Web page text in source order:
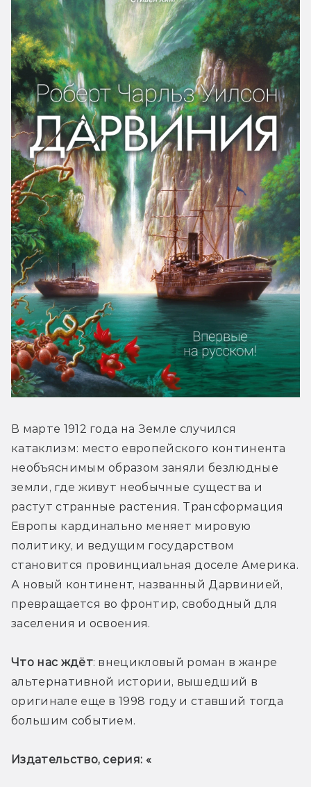
В марте 1912 года на Земле случился
катаклизм: место европейского континента
необъяснимым образом заняли безлюдные
земли, где живут необычные существа и
растут странные растения. Трансформация
Европы кардинально меняет мировую
политику, и ведущим государством
становится провинциальная доселе Америка.
А новый континент, названный Дарвинией,
превращается во фронтир, свободный для
заселения и освоения.
Что нас ждёт: внецикловый роман в жанре
альтернативной истории, вышедший в
оригинале еще в 1998 году и ставший тогда
большим событием.
Издательство, серия: «